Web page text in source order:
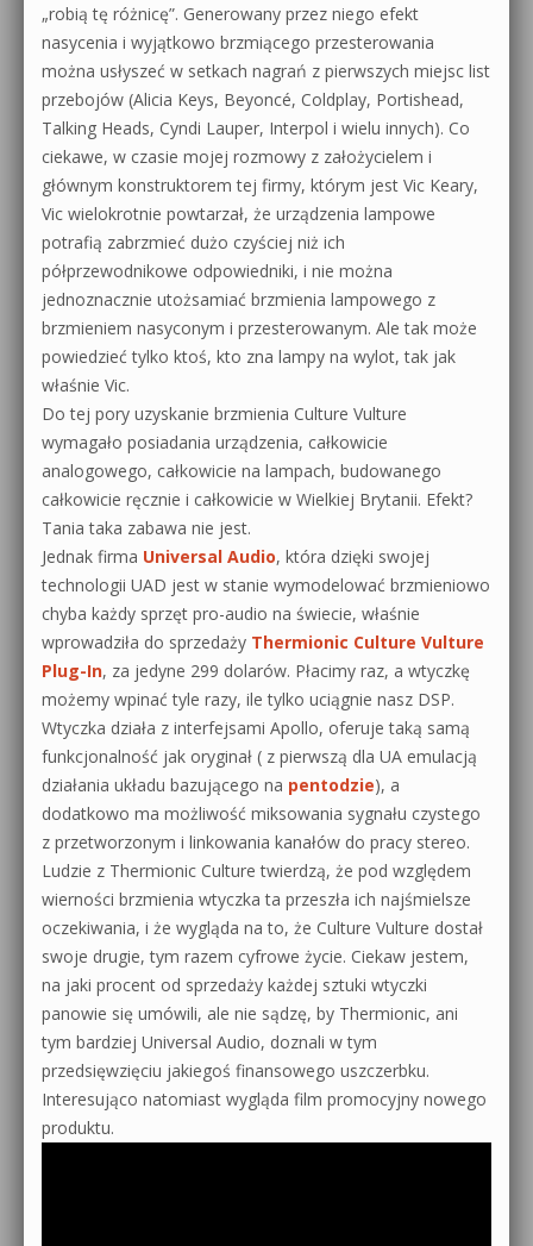
„robią tę różnicę”. Generowany przez niego efekt
nasycenia i wyjątkowo brzmiącego przesterowania
można usłyszeć w setkach nagrań z pierwszych miejsc list
przebojów (Alicia Keys, Beyoncé, Coldplay, Portishead,
Talking Heads, Cyndi Lauper, Interpol i wielu innych). Co
ciekawe, w czasie mojej rozmowy z założycielem i
głównym konstruktorem tej firmy, którym jest Vic Keary,
Vic wielokrotnie powtarzał, że urządzenia lampowe
potrafią zabrzmieć dużo czyściej niż ich
półprzewodnikowe odpowiedniki, i nie można
jednoznacznie utożsamiać brzmienia lampowego z
brzmieniem nasyconym i przesterowanym. Ale tak może
powiedzieć tylko ktoś, kto zna lampy na wylot, tak jak
właśnie Vic.
Do tej pory uzyskanie brzmienia Culture Vulture
wymagało posiadania urządzenia, całkowicie
analogowego, całkowicie na lampach, budowanego
całkowicie ręcznie i całkowicie w Wielkiej Brytanii. Efekt?
Tania taka zabawa nie jest.
Jednak firma Universal Audio, która dzięki swojej
technologii UAD jest w stanie wymodelować brzmieniowo
chyba każdy sprzęt pro-audio na świecie, właśnie
wprowadziła do sprzedaży Thermionic Culture Vulture
Plug-In, za jedyne 299 dolarów. Płacimy raz, a wtyczkę
możemy wpinać tyle razy, ile tylko uciągnie nasz DSP.
Wtyczka działa z interfejsami Apollo, oferuje taką samą
funkcjonalność jak oryginał ( z pierwszą dla UA emulacją
działania układu bazującego na pentodzie), a
dodatkowo ma możliwość miksowania sygnału czystego
z przetworzonym i linkowania kanałów do pracy stereo.
Ludzie z Thermionic Culture twierdzą, że pod względem
wierności brzmienia wtyczka ta przeszła ich najśmielsze
oczekiwania, i że wygląda na to, że Culture Vulture dostał
swoje drugie, tym razem cyfrowe życie. Ciekaw jestem,
na jaki procent od sprzedaży każdej sztuki wtyczki
panowie się umówili, ale nie sądzę, by Thermionic, ani
tym bardziej Universal Audio, doznali w tym
przedsięwzięciu jakiegoś finansowego uszczerbku.
Interesująco natomiast wygląda film promocyjny nowego
produktu.